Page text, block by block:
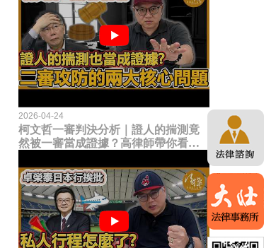
2026-04-24
柯文哲一審判決分析｜證人的揣測竟
然被一審當成證據？高律師帶你看未